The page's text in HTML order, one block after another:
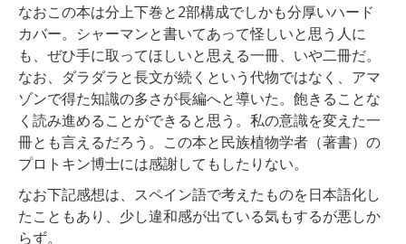
なおこの本は分上下巻と2部構成でしかも分厚いハード
カバー。シャーマンと書いてあって怪しいと思う人に
も、ぜひ手に取ってほしいと思える一冊、いや二冊だ。
なお、ダラダラと長文が続くという代物ではなく、アマ
ゾンで得た知識の多さが長編へと導いた。飽きることな
く読み進めることができると思う。私の意識を変えた一
冊とも言えるだろう。この本と民族植物学者（著書）の
プロトキン博士には感謝してもしたりない。
なお下記感想は、スペイン語で考えたものを日本語化し
たこともあり、少し違和感が出ている気もするが悪しか
らず。